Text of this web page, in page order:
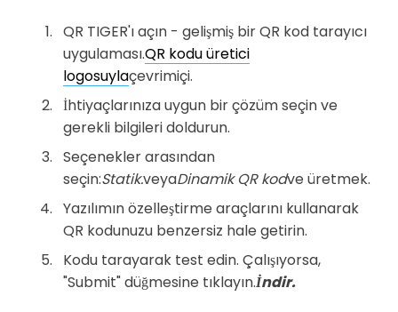
QR TIGER'ı açın - gelişmiş bir QR kod tarayıcı
uygulaması.QR kodu üretici
logosuylaçevrimiçi.
İhtiyaçlarınıza uygun bir çözüm seçin ve
gerekli bilgileri doldurun.
Seçenekler arasından
seçin:Statik.veyaDinamik QR kodve üretmek.
Yazılımın özelleştirme araçlarını kullanarak
QR kodunuzu benzersiz hale getirin.
Kodu tarayarak test edin. Çalışıyorsa,
"Submit" düğmesine tıklayın.İndir.